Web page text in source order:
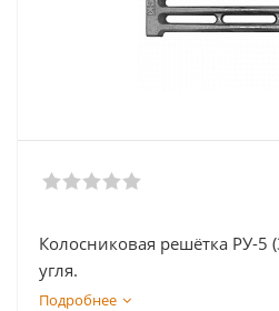
Колосниковая решётка РУ-5
угля.
Подробнее